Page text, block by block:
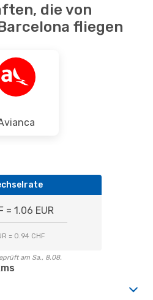
die von
fliegen
= 1.06 EUR
= 0.94 CHF
am Sa., 8.08.